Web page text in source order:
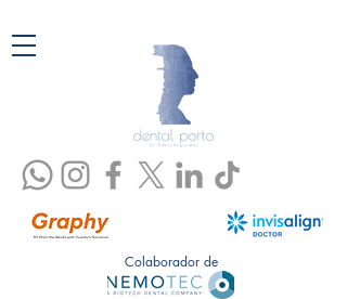
Colaborador de